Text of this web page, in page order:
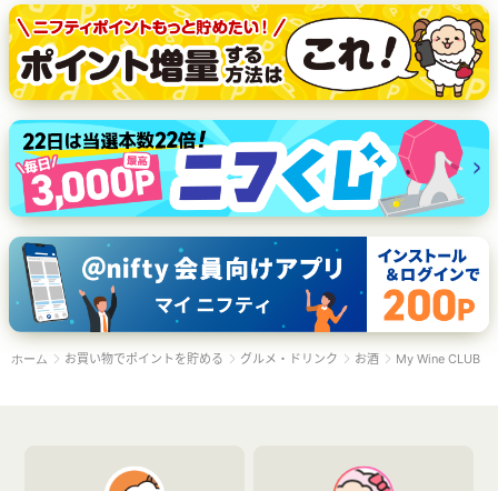
ホーム お買い物でポイントを貯める グルメ・ドリンク お酒 My Wine CLUB